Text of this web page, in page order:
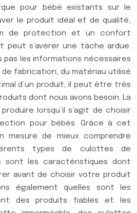
pour bébé existants sur le
le produit idéal et de qualité,
de protection et un confort
peut s’avérer une tâche ardue.
pas les informations nécessaires
fabrication, du matériau utilisé
d’un produit, il peut être très
dont nous avons besoin. La
lorsqu’il s’agit de choisir
pour bébés. Grâce à cet
mesure de mieux comprendre
types de culottes de
sont les caractéristiques dont
avant de choisir votre produit
également quelles sont les
des produits fiables et les